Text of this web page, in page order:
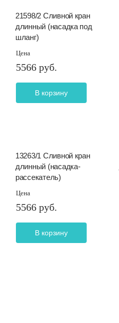
21598/2 Сливной кран
длинный (насадка под
шланг)
Цена
5566 руб.
В корзину
13263/1 Сливной кран
длинный (насадка-
рассекатель)
Цена
5566 руб.
В корзину